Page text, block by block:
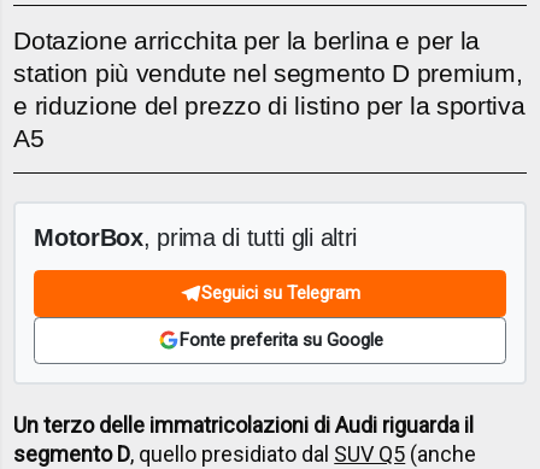
Dotazione arricchita per la berlina e per la
station più vendute nel segmento D premium,
e riduzione del prezzo di listino per la sportiva
A5
MotorBox, prima di tutti gli altri
Seguici su Telegram
Fonte preferita su Google
Un terzo delle immatricolazioni di Audi riguarda il
segmento D, quello presidiato dal SUV Q5 (anche